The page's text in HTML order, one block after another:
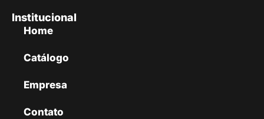
Institucional
Home
Catálogo
Empresa
Contato